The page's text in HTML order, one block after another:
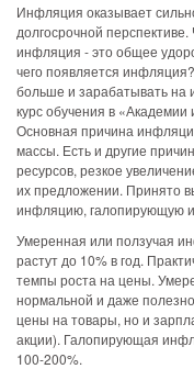
Инфляция оказывает
долгосрочной
инфляция - это общее
чего появляется
больше и зарабатывать на
курс обучения в «Академии
Основная причина
массы. Есть и другие
ресурсов, резкое
их предложении. Принято
инфляцию, галопирующую
Умеренная или ползучая
растут до 10% в год.
темпы роста на цены.
нормальной и даже
цены на товары, но и
акции). Галопирующая
100-200%.